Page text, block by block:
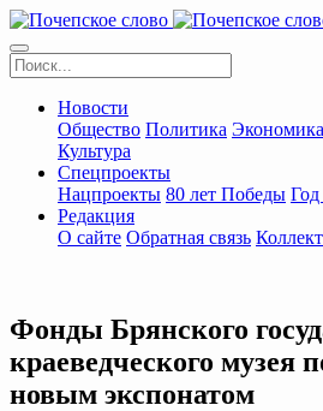
Новости
Общество Политика Экономика
Культура
Спецпроекты
Нацпроекты 80 лет Победы Год
Редакция
О сайте Обратная связь
Фонды Брянского
краеведческого музея
новым экспонатом